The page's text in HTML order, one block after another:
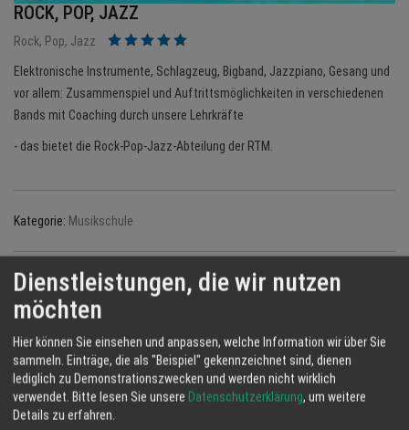
ROCK, POP, JAZZ
Rock, Pop, Jazz
Elektronische Instrumente, Schlagzeug, Bigband, Jazzpiano, Gesang und
vor allem: Zusammenspiel und Auftrittsmöglichkeiten in verschiedenen
Bands mit Coaching durch unsere Lehrkräfte
- das bietet die Rock-Pop-Jazz-Abteilung der RTM.
Kategorie: Musikschule
Dienstleistungen, die wir nutzen
möchten
Hier können Sie einsehen und anpassen, welche Information wir über Sie
sammeln. Einträge, die als "Beispiel" gekennzeichnet sind, dienen
lediglich zu Demonstrationszwecken und werden nicht wirklich
verwendet. Bitte lesen Sie unsere Datenschutzerklärung, um weitere
Details zu erfahren.